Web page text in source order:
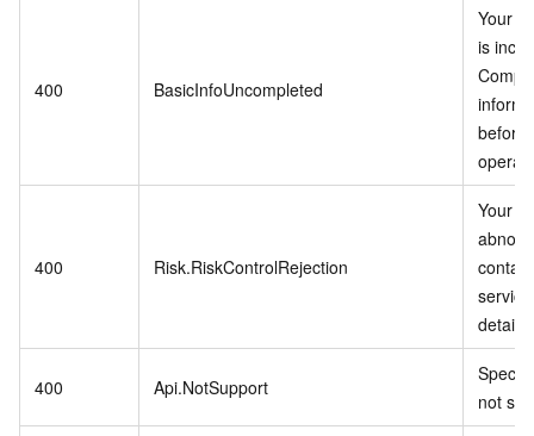
400 BasicInfoUncompleted
Your
is
before
400 Risk.RiskControlRejection
Your
details.
400 Api.NotSupport
not